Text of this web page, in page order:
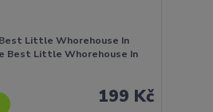
Little Whorehouse In
Best Little Whorehouse In
199 Kč